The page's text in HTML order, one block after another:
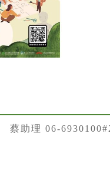
蔡助理 06-